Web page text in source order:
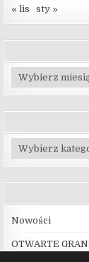
« lis sty »
Archiwa
Kategorie
Nowości
OTWARTE